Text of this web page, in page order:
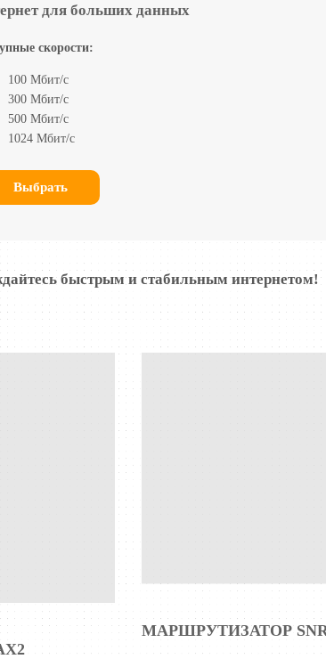
для больших данных
скорости:
100 Мбит/с
300 Мбит/с
500 Мбит/с
1024 Мбит/с
Выбрать
быстрым и стабильным интернетом!
МАРШРУТИЗАТОР